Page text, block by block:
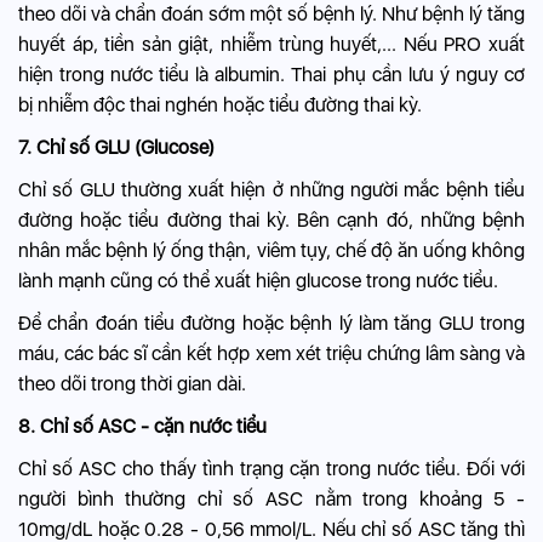
theo dõi và chẩn đoán sớm một số bệnh lý. Như bệnh lý tăng
huyết áp,tiền sản giật, nhiễm trùng huyết,... Nếu PRO xuất
hiện trong nước tiểu là albumin. Thai phụ cần lưu ý nguy cơ
bị nhiễm độc thai nghén hoặc tiểu đường thai kỳ.
7. Chỉ số GLU (Glucose)
Chỉ số GLU thường xuất hiện ở những người mắc bệnh tiểu
đường hoặctiểu đường thai kỳ. Bên cạnh đó, những bệnh
nhân mắc bệnh lý ống thận, viêm tụy, chế độ ăn uống không
lành mạnh cũng có thể xuất hiện glucose trong nước tiểu.
Để chẩn đoán tiểu đường hoặc bệnh lý làm tăng GLU trong
máu, các bác sĩ cần kết hợp xem xét triệu chứng lâm sàng và
theo dõi trong thời gian dài.
8. Chỉ số ASC - cặn nước tiểu
Chỉ số ASC cho thấy tình trạng cặn trong nước tiểu. Đối với
người bình thường chỉ số ASC nằm trong khoảng 5 -
10mg/dL hoặc 0.28 - 0,56 mmol/L. Nếu chỉ số ASC tăng thì